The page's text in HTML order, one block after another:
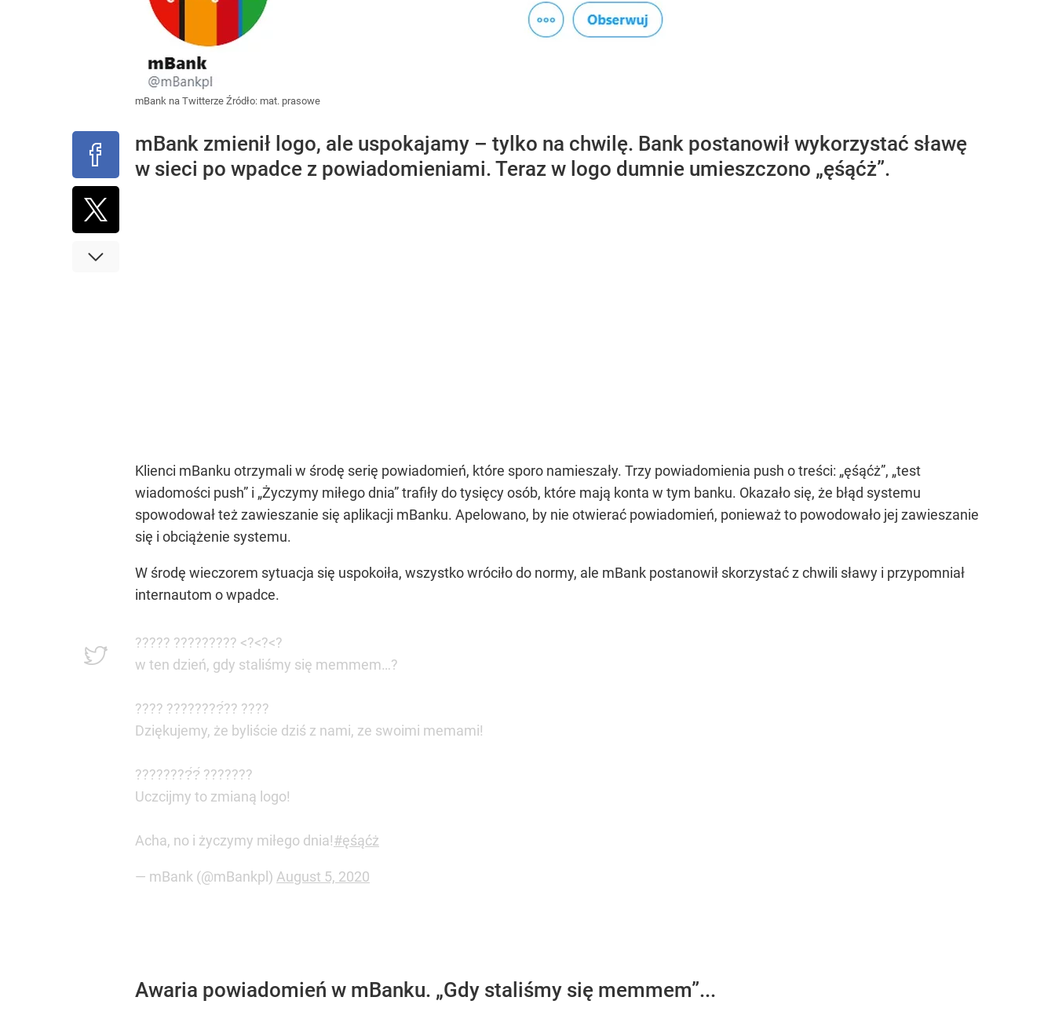
mBank na Twitterze Źródło: mat. prasowe
mBank zmienił logo, ale uspokajamy – tylko na chwilę. Bank postanowił wykorzystać sławę
w sieci po wpadce z powiadomieniami. Teraz w logo dumnie umieszczono „ęśąćż”.
Klienci mBanku otrzymali w środę serię powiadomień, które sporo namieszały. Trzy powiadomienia push o treści: „ęśąćż”, „test
wiadomości push” i „Życzymy miłego dnia” trafiły do tysięcy osób, które mają konta w tym banku. Okazało się, że błąd systemu
spowodował też zawieszanie się aplikacji mBanku. Apelowano, by nie otwierać powiadomień, ponieważ to powodowało jej zawieszanie
się i obciążenie systemu.
W środę wieczorem sytuacja się uspokoiła, wszystko wróciło do normy, ale mBank postanowił skorzystać z chwili sławy i przypomniał
internautom o wpadce.
????? ????????? <?<?<?
w ten dzień, gdy staliśmy się memmem…?
???? ????????́?? ????
Dziękujemy, że byliście dziś z nami, ze swoimi memami!
????????́?́ ???????
Uczcijmy to zmianą logo!
Acha, no i życzymy miłego dnia!#ęśąćż
— mBank (@mBankpl) August 5, 2020
Awaria powiadomień w mBanku. „Gdy staliśmy się memmem”...